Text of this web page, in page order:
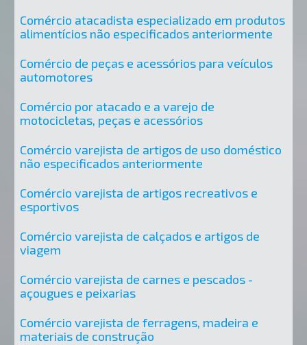
Comércio atacadista especializado em produtos
alimentícios não especificados anteriormente
Comércio de peças e acessórios para veículos
automotores
Comércio por atacado e a varejo de
motocicletas, peças e acessórios
Comércio varejista de artigos de uso doméstico
não especificados anteriormente
Comércio varejista de artigos recreativos e
esportivos
Comércio varejista de calçados e artigos de
viagem
Comércio varejista de carnes e pescados -
açougues e peixarias
Comércio varejista de ferragens, madeira e
materiais de construção